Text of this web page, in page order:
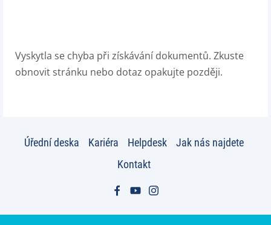
Vyskytla se chyba při získávání dokumentů. Zkuste
obnovit stránku nebo dotaz opakujte později.
Úřední deska Kariéra Helpdesk
Jak nás najdete
Kontakt